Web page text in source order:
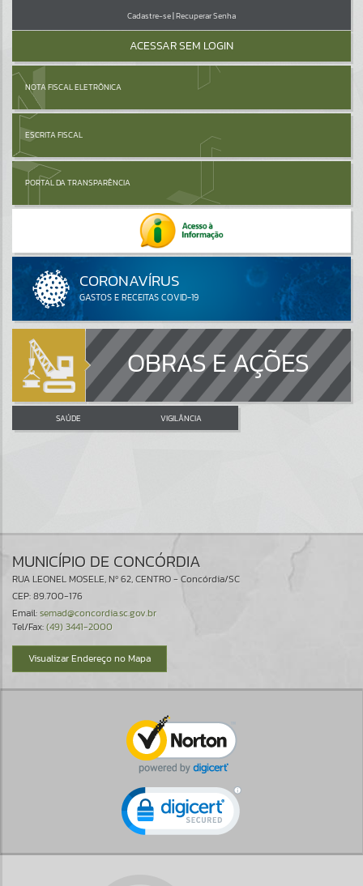
Por favor, aguarde...
Cadastre-se|Recuperar Senha
ACESSAR SEM LOGIN
NOTA FISCAL ELETRÔNICA
ESCRITA FISCAL
PORTAL DA TRANSPARÊNCIA
OBRAS E AÇÕES
SAÚDE VIGILÂNCIA
MUNICÍPIO DE CONCÓRDIA
RUA LEONEL MOSELE, Nº 62, CENTRO - Concórdia/SC
CEP: 89.700-176
Email:semad@concordia.sc.gov.br
Tel/Fax:(49) 3441-2000
Visualizar Endereço no Mapa